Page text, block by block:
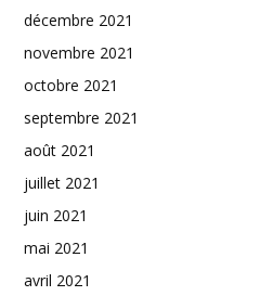
décembre 2021
novembre 2021
octobre 2021
septembre 2021
août 2021
juillet 2021
juin 2021
mai 2021
avril 2021